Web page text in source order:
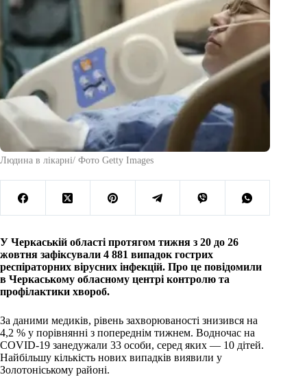
Людина в лікарні/ Фото Getty Images
У Черкаській області протягом тижня з 20 до 26
жовтня зафіксували 4 881 випадок гострих
респіраторних вірусних інфекцій. Про це повідомили
в Черкаському обласному центрі контролю та
профілактики хвороб.
За даними медиків, рівень захворюваності знизився на
4,2 % у порівнянні з попереднім тижнем. Водночас на
COVID-19 занедужали 33 особи, серед яких — 10 дітей.
Найбільшу кількість нових випадків виявили у
Золотоніському районі.